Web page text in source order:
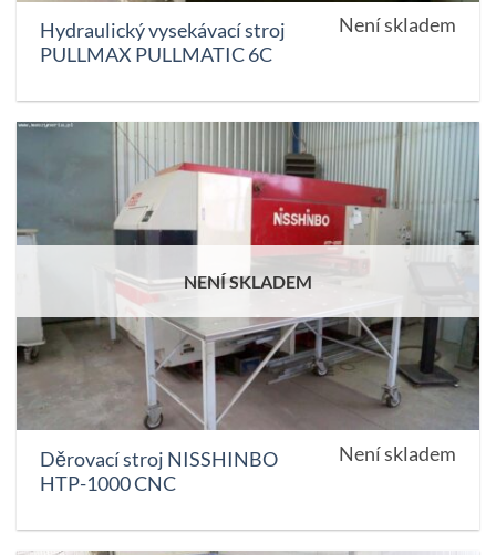
Hydraulický vysekávací stroj
PULLMAX PULLMATIC 6C
Není skladem
NENÍ SKLADEM
Děrovací stroj NISSHINBO
HTP-1000 CNC
Není skladem